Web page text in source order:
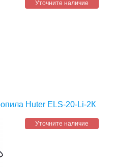
Уточните наличие
Huter ELS-20-Li-2К
Уточните наличие